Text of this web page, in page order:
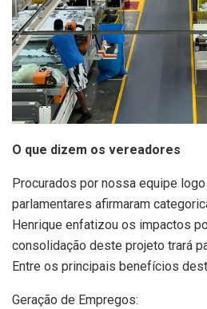
O que dizem os vereadores
Procurados por nossa equipe
parlamentares afirmaram
Henrique enfatizou os impactos
consolidação deste projeto trará
Entre os principais benefícios
Geração de Empregos: